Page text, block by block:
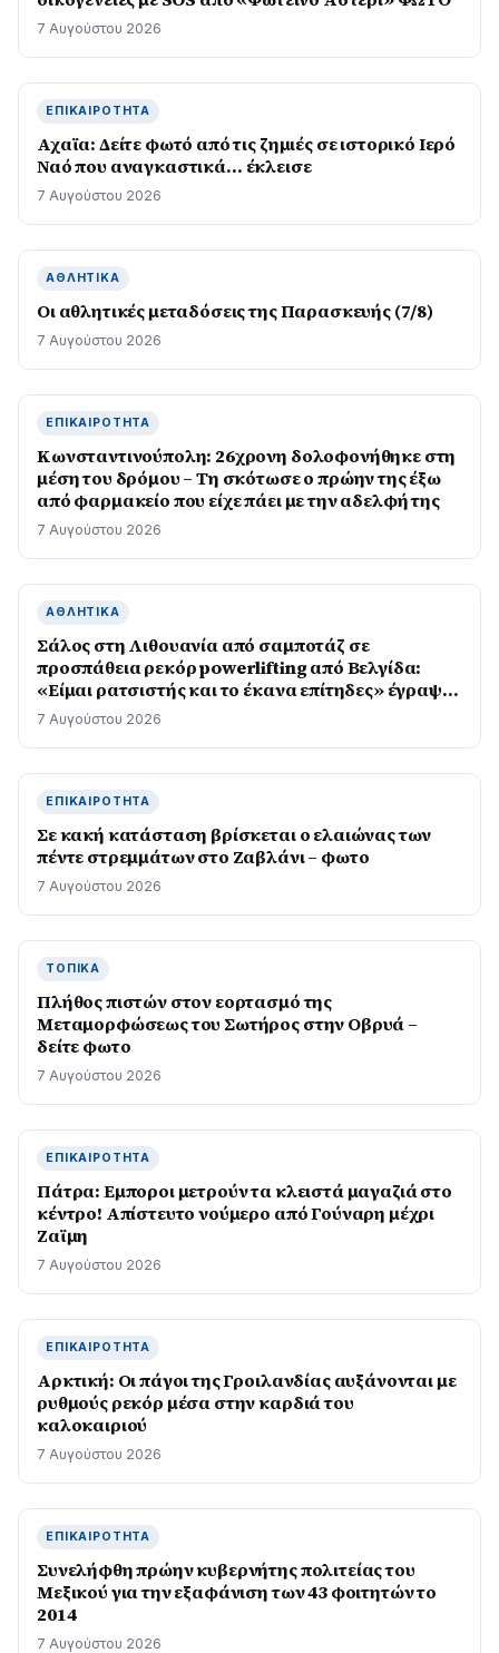
7 Αυγούστου 2026
ΕΠΙΚΑΙΡΌΤΗΤΑ
Αχαϊα: Δείτε φωτό από τις ζημιές σε ιστορικό Ιερό
Ναό που αναγκαστικά… έκλεισε
7 Αυγούστου 2026
ΑΘΛΗΤΙΚΆ
Οι αθλητικές μεταδόσεις της Παρασκευής (7/8)
7 Αυγούστου 2026
ΕΠΙΚΑΙΡΌΤΗΤΑ
Κωνσταντινούπολη: 26χρονη δολοφονήθηκε στη
μέση του δρόμου – Τη σκότωσε ο πρώην της έξω
από φαρμακείο που είχε πάει με την αδελφή της
7 Αυγούστου 2026
ΑΘΛΗΤΙΚΆ
Σάλος στη Λιθουανία από σαμποτάζ σε
προσπάθεια ρεκόρ powerlifting από Βελγίδα:
«Είμαι ρατσιστής και το έκανα επίτηδες» έγραψε
ο δράστης
7 Αυγούστου 2026
ΕΠΙΚΑΙΡΌΤΗΤΑ
Σε κακή κατάσταση βρίσκεται ο ελαιώνας των
πέντε στρεμμάτων στο Ζαβλάνι – φωτο
7 Αυγούστου 2026
ΤΟΠΙΚΆ
Πλήθος πιστών στον εορτασμό της
Μεταμορφώσεως του Σωτήρος στην Οβρυά –
δείτε φωτο
7 Αυγούστου 2026
ΕΠΙΚΑΙΡΌΤΗΤΑ
Πάτρα: Εμποροι μετρούν τα κλειστά μαγαζιά στο
κέντρο! Απίστευτο νούμερο από Γούναρη μέχρι
Ζαϊμη
7 Αυγούστου 2026
ΕΠΙΚΑΙΡΌΤΗΤΑ
Αρκτική: Οι πάγοι της Γροιλανδίας αυξάνονται με
ρυθμούς ρεκόρ μέσα στην καρδιά του
καλοκαιριού
7 Αυγούστου 2026
ΕΠΙΚΑΙΡΌΤΗΤΑ
Συνελήφθη πρώην κυβερνήτης πολιτείας του
Μεξικού για την εξαφάνιση των 43 φοιτητών το
2014
7 Αυγούστου 2026